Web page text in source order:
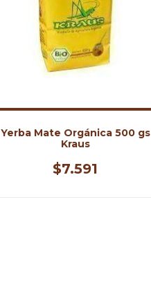
Yerba Mate Orgánica 500 gs
Kraus
$7.591